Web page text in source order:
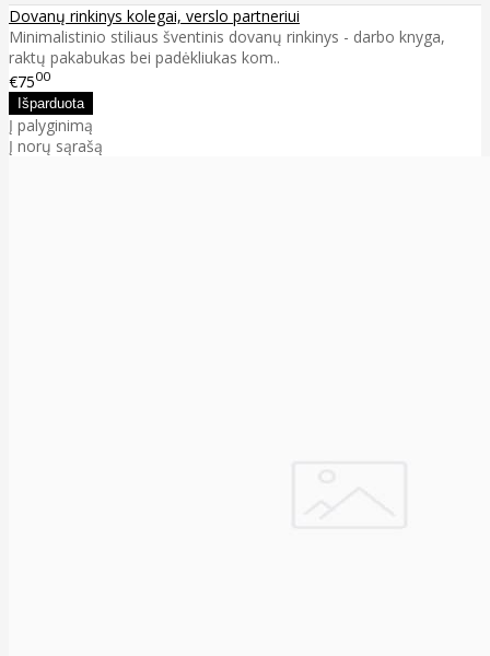
Dovanų rinkinys kolegai, verslo partneriui
Minimalistinio stiliaus šventinis dovanų rinkinys - darbo knyga,
raktų pakabukas bei padėkliukas kom..
€7500
Į palyginimą
Į norų sąrašą